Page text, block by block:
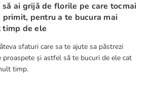
să ai grijă de florile pe care tocmai
primit, pentru a te bucura mai
timp de ele
sfaturi care sa te ajute sa păstrezi
și astfel să te bucuri de ele cat
timp.